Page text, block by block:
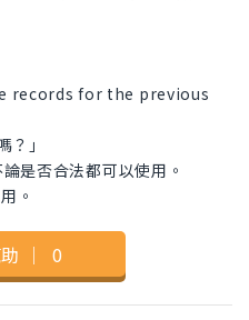
records for the previous
？」
是否合法都可以使用。
。
｜ 0